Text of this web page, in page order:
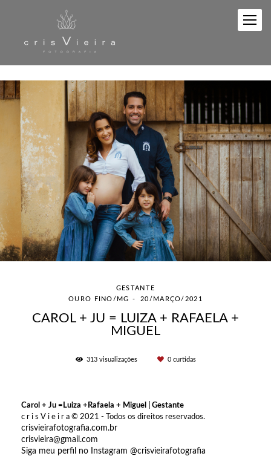
GESTANTE
OURO FINO/MG
20/MARÇO/2021
CAROL + JU = LUIZA + RAFAELA +
MIGUEL
313visualizações 0curtidas
Carol + Ju =Luiza +Rafaela + Miguel | Gestante
c r i s V i e i r a © 2021 - Todos os direitos reservados.
crisvieirafotografia.com.br
crisvieira@gmail.com
Siga meu perfil no Instagram @crisvieirafotografia